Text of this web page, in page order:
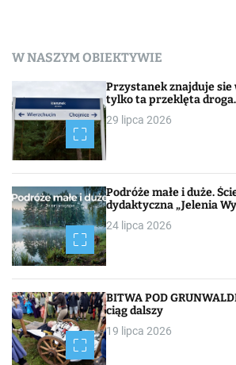
W NASZYM OBIEKTYWIE
Przystanek znajduje
tylko ta przeklęta
29 lipca 2026
Podróże małe i duże.
dydaktyczna „Jelenia
24 lipca 2026
BITWA POD
ciąg dalszy
19 lipca 2026